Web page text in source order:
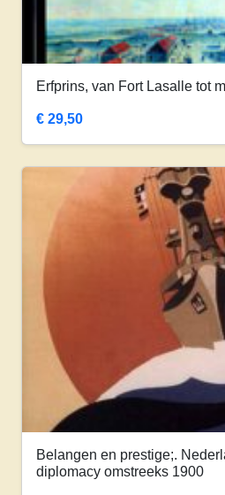
Erfprins, van Fort Lasalle tot
€ 29,50
Belangen en prestige;.
diplomacy omstreeks 1900